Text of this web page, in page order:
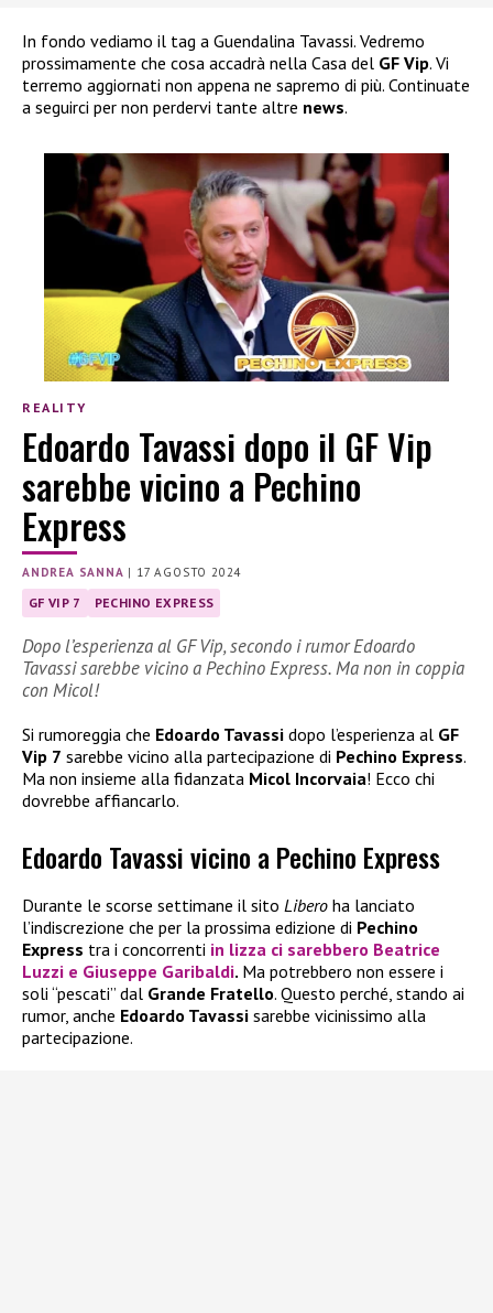
In fondo vediamo il tag a Guendalina Tavassi. Vedremo
prossimamente che cosa accadrà nella Casa del GF Vip. Vi
terremo aggiornati non appena ne sapremo di più. Continuate
a seguirci per non perdervi tante altre news.
REALITY
Edoardo Tavassi dopo il GF Vip
sarebbe vicino a Pechino
Express
ANDREA SANNA | 17 AGOSTO 2024
GF VIP 7 PECHINO EXPRESS
Dopo l’esperienza al GF Vip, secondo i rumor Edoardo
Tavassi sarebbe vicino a Pechino Express. Ma non in coppia
con Micol!
Si rumoreggia che Edoardo Tavassi dopo l’esperienza al GF
Vip 7 sarebbe vicino alla partecipazione di Pechino Express.
Ma non insieme alla fidanzata Micol Incorvaia! Ecco chi
dovrebbe affiancarlo.
Edoardo Tavassi vicino a Pechino Express
Durante le scorse settimane il sito Libero ha lanciato
l’indiscrezione che per la prossima edizione di Pechino
Express tra i concorrenti in lizza ci sarebbero Beatrice
Luzzi e Giuseppe Garibaldi. Ma potrebbero non essere i
soli “pescati” dal Grande Fratello. Questo perché, stando ai
rumor, anche Edoardo Tavassi sarebbe vicinissimo alla
partecipazione.